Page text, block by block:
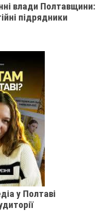
влади Полтавщини:
підрядники
у Полтаві